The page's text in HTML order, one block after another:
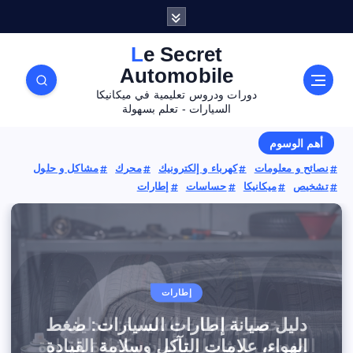
Le Secret
Automobile
دورات ودروس تعليمية في ميكانيكا
السيارات - تعلم بسهولة
أهم الوسوم
نصائح و معلومات كهرباء و إلكترونيك محرك
مشاكل و حلول
تشخيص
ميكانيكا حساسات إطارات
إطارات
دليل صيانة إطارات السيارات: ضغط
الهواء، علامات التآكل وسلامة القيادة
كهرباء و إلكترونيك
أعطال دينامو السيارة: كيفية فحص
الدينامو بالملتيميتر وعلامات تلفه
تشخيص
كيفية استخدام جهاز فحص السيارات
OBD2؟ الدليل الشامل للمبتدئين
إطارات
اختيار إطارات السيارة: الدليل
الهندسي الشامل للأمان وكفاءة القيادة